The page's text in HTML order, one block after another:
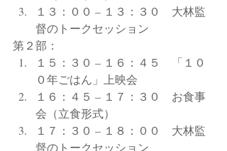
１３：００ – １３：３０　大林監
督のトークセッション
第２部：
１５：３０ – １６：４５　「１０
０年ごはん」上映会
１６：４５ – １７：３０　お食事
会（立食形式）
１７：３０ – １８：００　大林監
督のトークセッション